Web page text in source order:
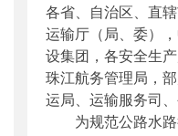
公开日期：2017
主题词：
行
机构分类：安全与
主题分类：公众
公文类型：部函
各省、自治区、直
运输厅（局、委）
设集团，各安全生
珠江航务管理局，
运局、运输服务司
为规范公路水路